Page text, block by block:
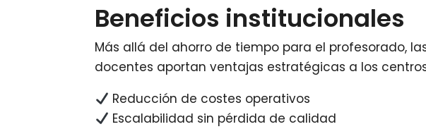
Beneficios institucionales
Más allá del ahorro de tiempo para el profesorado,
docentes aportan ventajas estratégicas a los
Reducción de costes operativos
Escalabilidad sin pérdida de calidad